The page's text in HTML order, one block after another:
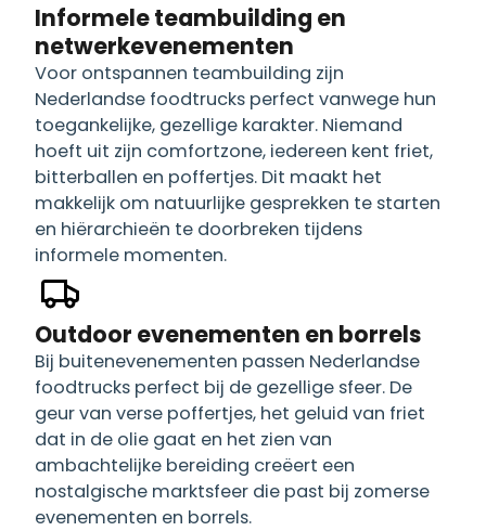
Informele teambuilding en
netwerkevenementen
Voor ontspannen teambuilding zijn
Nederlandse foodtrucks perfect vanwege hun
toegankelijke, gezellige karakter. Niemand
hoeft uit zijn comfortzone, iedereen kent friet,
bitterballen en poffertjes. Dit maakt het
makkelijk om natuurlijke gesprekken te starten
en hiërarchieën te doorbreken tijdens
informele momenten.
Outdoor evenementen en borrels
Bij buitenevenementen passen Nederlandse
foodtrucks perfect bij de gezellige sfeer. De
geur van verse poffertjes, het geluid van friet
dat in de olie gaat en het zien van
ambachtelijke bereiding creëert een
nostalgische marktsfeer die past bij zomerse
evenementen en borrels.